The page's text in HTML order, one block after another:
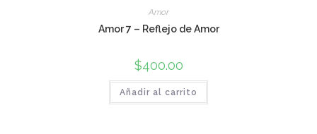
Amor
Amor 7 – Reflejo de Amor
$400.00
Añadir al carrito